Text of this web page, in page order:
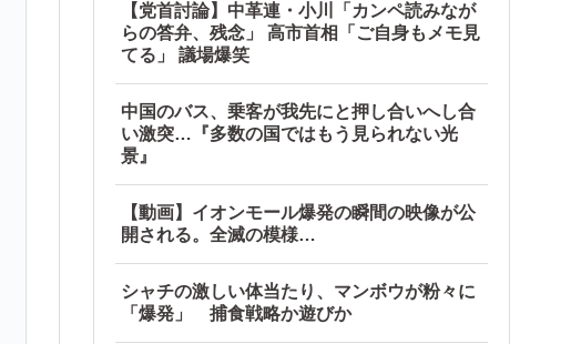
【党首討論】中革連・小川「カンペ読みなが
らの答弁、残念」 高市首相「ご自身もメモ見
てる」 議場爆笑
中国のバス、乗客が我先にと押し合いへし合
い激突…『多数の国ではもう見られない光
景』
【動画】イオンモール爆発の瞬間の映像が公
開される。全滅の模様…
シャチの激しい体当たり、マンボウが粉々に
「爆発」 捕食戦略か遊びか